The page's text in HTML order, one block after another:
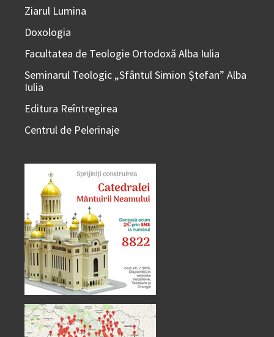
Ziarul Lumina
Doxologia
Facultatea de Teologie Ortodoxă Alba Iulia
Seminarul Teologic „Sfântul Simion Ştefan” Alba
Iulia
Editura Reîntregirea
Centrul de Pelerinaje